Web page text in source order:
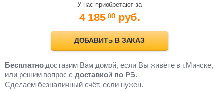
У нас приобретают за
4 185.00 руб.
ДОБАВИТЬ В ЗАКАЗ
Бесплатно доставим Вам домой, если Вы живёте в г.Минске,
или решим вопрос с доставкой по РБ.
Cделаем безналичный счёт, если нужен.